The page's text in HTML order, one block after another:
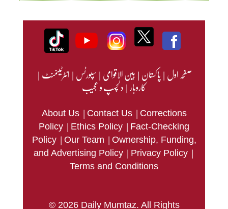
صفحہ اول|پاکستان|بین الاقوامی|سپورٹس|انٹرٹینمنٹ|
کاروبار|دلچسپ و عجیب
About Us | Contact Us | Corrections
Policy | Ethics Policy | Fact-Checking
Policy | Our Team | Ownership, Funding,
and Advertising Policy | Privacy Policy |
Terms and Conditions
© 2026 Daily Mumtaz. All Rights